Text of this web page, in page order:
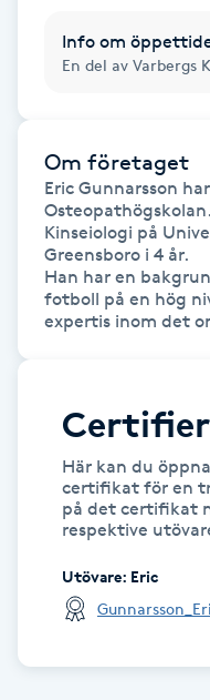
Gravidyoga
Gruppträning
Gua Sha-massage
H
Hatha Yoga
Headspa
Herrklippning
HIFU
Info om
En del av Varbergs
Om företaget
Eric Gunnarsson
Kinseiologi på
Greensboro i 4 år.
Han har en
fotboll på en hög
expertis inom det
Här kan du
certifikat för en
på det certifikat
respektive
Utövare: Eric